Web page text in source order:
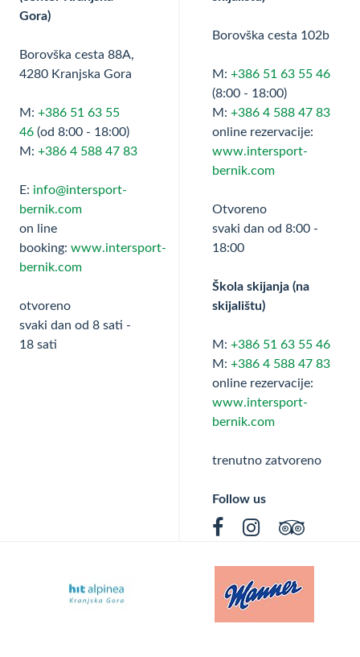
Gora)
Borovška cesta 88A,
4280 Kranjska Gora
M: +386 51 63 55
46(od 8:00 - 18:00)
M: +386 4 588 47 83
E: info@intersport-
bernik.com
on line
booking: www.intersport-
bernik.com
otvoreno
svaki dan od 8 sati -
18 sati
Borovška cesta 102b
M: +386 51 63 55 46
(8:00 - 18:00)
M: +386 4 588 47 83
online rezervacije:
www.intersport-
bernik.com
Otvoreno
svaki dan od 8:00 -
18:00
Škola skijanja (na
skijalištu)
M: +386 51 63 55 46
M: +386 4 588 47 83
online rezervacije:
www.intersport-
bernik.com
trenutno zatvoreno
Follow us